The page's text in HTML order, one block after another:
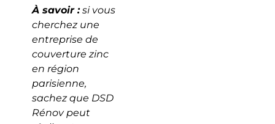
À savoir :si vous
cherchez une
entreprise de
couverture zinc
en région
parisienne,
sachez que DSD
Rénov peut